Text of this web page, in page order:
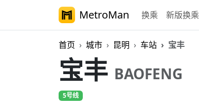
MetroMan 换乘 新版换乘
首页 城市 昆明 车站 宝丰
宝丰 BAOFENG
5号线